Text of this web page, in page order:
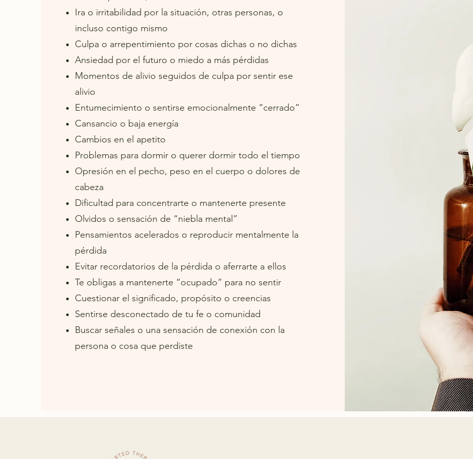
Ira o irritabilidad por la situación, otras personas, o
incluso contigo mismo
Culpa o arrepentimiento por cosas dichas o no dichas
Ansiedad por el futuro o miedo a más pérdidas
Momentos de alivio seguidos de culpa por sentir ese
alivio
Entumecimiento o sentirse emocionalmente “cerrado”
Cansancio o baja energía
Cambios en el apetito
Problemas para dormir o querer dormir todo el tiempo
Opresión en el pecho, peso en el cuerpo o dolores de
cabeza
Dificultad para concentrarte o mantenerte presente
Olvidos o sensación de “niebla mental”
Pensamientos acelerados o reproducir mentalmente la
pérdida
Evitar recordatorios de la pérdida o aferrarte a ellos
Te obligas a mantenerte “ocupado” para no sentir
Cuestionar el significado, propósito o creencias
Sentirse desconectado de tu fe o comunidad
Buscar señales o una sensación de conexión con la
persona o cosa que perdiste